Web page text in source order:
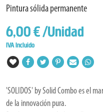
Pintura sólida permanente
6,00 €/Unidad
IVA Incluido
'SOLIDOS' by Solid Combo es el
de la innovación pura.